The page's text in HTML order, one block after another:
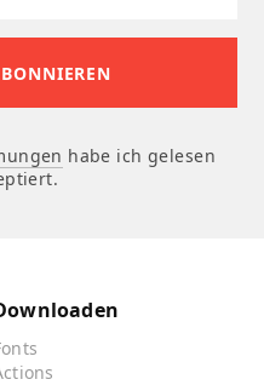
habe ich gelesen